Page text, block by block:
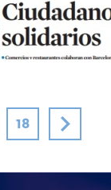
18